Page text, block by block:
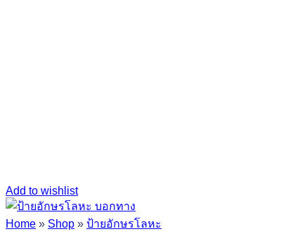
Add to wishlist
Home » Shop » ป้ายอักษรโลหะ